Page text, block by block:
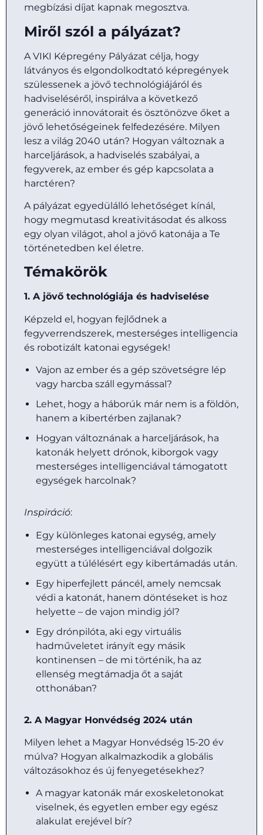
megbízási díjat kapnak megosztva.
Miről szól a pályázat?
A VIKI Képregény Pályázat célja, hogy
látványos és elgondolkodtató képregények
szülessenek a jövő technológiájáról és
hadviseléséről, inspirálva a következő
generáció innovátorait és ösztönözve őket a
jövő lehetőségeinek felfedezésére. Milyen
lesz a világ 2040 után? Hogyan változnak a
harceljárások, a hadviselés szabályai, a
fegyverek, az ember és gép kapcsolata a
harctéren?
A pályázat egyedülálló lehetőséget kínál,
hogy megmutasd kreativitásodat és alkoss
egy olyan világot, ahol a jövő katonája a Te
történetedben kel életre.
Témakörök
1. A jövő technológiája és hadviselése
Képzeld el, hogyan fejlődnek a
fegyverrendszerek, mesterséges intelligencia
és robotizált katonai egységek!
Vajon az ember és a gép szövetségre lép
vagy harcba száll egymással?
Lehet, hogy a háborúk már nem is a földön,
hanem a kibertérben zajlanak?
Hogyan változnának a harceljárások, ha
katonák helyett drónok, kiborgok vagy
mesterséges intelligenciával támogatott
egységek harcolnak?
Inspiráció:
Egy különleges katonai egység, amely
mesterséges intelligenciával dolgozik
együtt a túlélésért egy kibertámadás után.
Egy hiperfejlett páncél, amely nemcsak
védi a katonát, hanem döntéseket is hoz
helyette – de vajon mindig jól?
Egy drónpilóta, aki egy virtuális
hadműveletet irányít egy másik
kontinensen – de mi történik, ha az
ellenség megtámadja őt a saját
otthonában?
2. A Magyar Honvédség 2024 után
Milyen lehet a Magyar Honvédség 15-20 év
múlva? Hogyan alkalmazkodik a globális
változásokhoz és új fenyegetésekhez?
A magyar katonák már exoskeletonokat
viselnek, és egyetlen ember egy egész
alakulat erejével bír?